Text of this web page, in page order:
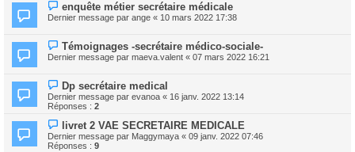
enquête métier secrétaire médicale
Dernier message par ange « 10 mars 2022 17:38
Témoignages -secrétaire médico-sociale-
Dernier message par maeva.valent « 07 mars 2022 16:21
Dp secrétaire medical
Dernier message par evanoa « 16 janv. 2022 13:14
Réponses : 2
livret 2 VAE SECRETAIRE MEDICALE
Dernier message par Maggymaya « 09 janv. 2022 07:46
Réponses : 9